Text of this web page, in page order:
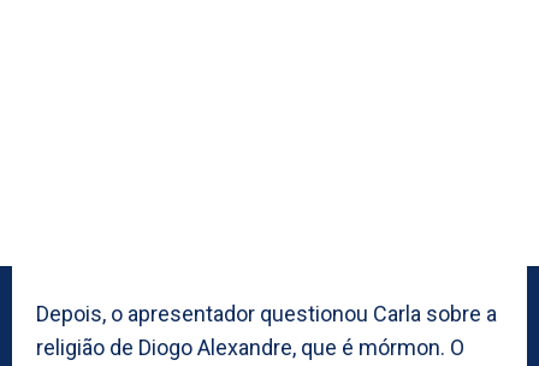
Depois, o apresentador questionou Carla sobre a
religião de Diogo Alexandre, que é mórmon. O